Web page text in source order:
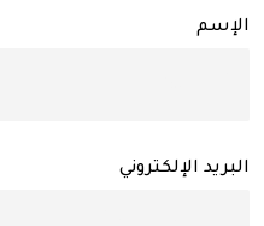
الإسم
البريد الإلكتروني